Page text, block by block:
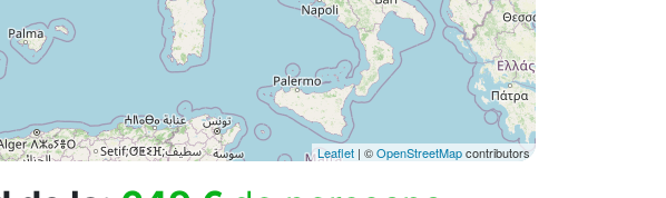
Leaflet | ©OpenStreetMapcontributors